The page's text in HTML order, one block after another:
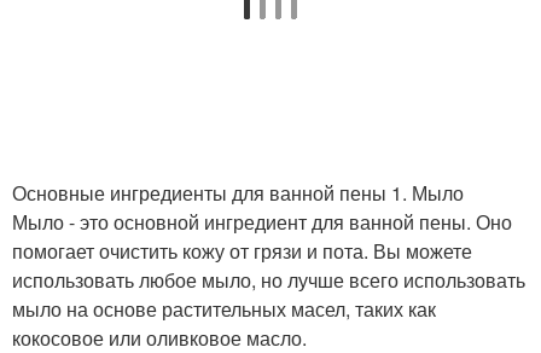
Основные ингредиенты для ванной пены 1. Мыло
Мыло - это основной ингредиент для ванной пены. Оно
помогает очистить кожу от грязи и пота. Вы можете
использовать любое мыло, но лучше всего использовать
мыло на основе растительных масел, таких как
кокосовое или оливковое масло.